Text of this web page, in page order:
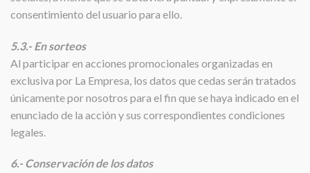
consentimiento del usuario para ello.
5.3.- En sorteos
Al participar en acciones promocionales organizadas en
exclusiva por La Empresa, los datos que cedas serán tratados
únicamente por nosotros para el fin que se haya indicado en el
enunciado de la acción y sus correspondientes condiciones
legales.
6.- Conservación de los datos